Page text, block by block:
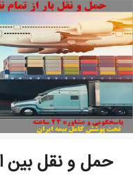
حمل و نقل بین